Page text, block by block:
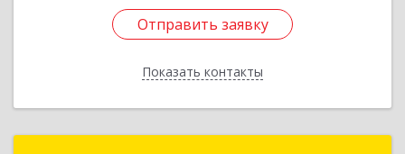
Отправить заявку
Показать контакты
Отправить заявку
Назад